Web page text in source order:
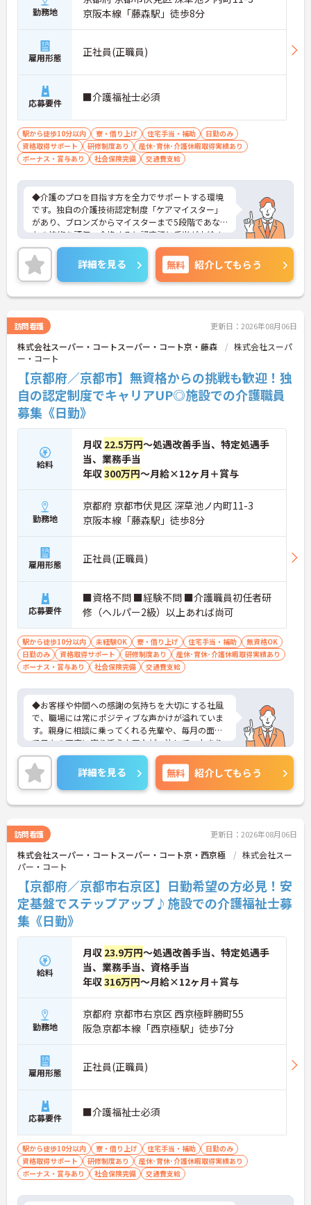
勤務地
京阪本線「藤森駅」徒歩8分
雇用形態 正社員(正職員)
応募要件 ■介護福祉士必須
駅から徒歩10分以内 寮・借り上げ 住宅手当・補助
日勤のみ
資格取得サポート
研修制度あり
産休･育休･介護休暇取得実績あり
ボーナス・賞与あり
社会保険完備 交通費支給
◆介護のプロを目指す方を全力でサポートする環境
です。独自の介護技術認定制度「ケアマイスター」
があり、ブロンズからマイスターまで5段階であな
たの技術を評価。合格すると認定証と手当が支給さ
れます。
◆スタッフ同士の繋がりを大切にするため「サンク
スバッジ」という素敵な制度を導入しています。ス
マホやパソコンから、部署や施設を超えた仲間に
「ありがとう」のバッジを送り合う仕組みで、毎月
些細なことでも感謝を伝え合い、認め合えるため、
風通しが良くとてもあたたかい雰囲気の職場です。
また、「もっとこうしたら良くなるかも！」という
現場の小さなアイデアを大切にしており、入社1日
目から誰でもいくつでも提案できる「フジキャタ提
案」制度があり、毎月役員がすべての提案に目を通
します。自分の気づきが実際のサービス向上につな
がるため、やりがいを持って仕事に取り組めます。
詳細を見る 無料 紹介してもらう
訪問看護 更新日：2026年08月06日
株式会社スーパー・コートスーパー・コート京・藤森
株式会社スーパ
ー・コート
【京都府／京都市】無資格からの挑戦も歓迎！独
自の認定制度でキャリアUP◎施設での介護職員
募集《日勤》
給料
月収 22.5万円～処遇改善手当、特定処遇手
当、業務手当
年収300万円～月給×12ヶ月＋賞与
勤務地
京都府 京都市伏見区 深草池ノ内町11-3
京阪本線「藤森駅」徒歩8分
雇用形態 正社員(正職員)
応募要件
■資格不問 ■経験不問 ■介護職員初任者研
修（ヘルパー2級）以上あれば尚可
駅から徒歩10分以内 未経験OK 寮・借り上げ 住宅手当・補助
無資格OK
日勤のみ
資格取得サポート 研修制度あり
産休･育休･介護休暇取得実績あり
ボーナス・賞与あり
社会保険完備 交通費支給
◆お客様や仲間への感謝の気持ちを大切にする社風
で、職場には常にポジティブな声かけが溢れていま
す。親身に相談に乗ってくれる先輩や、毎月の面談
で日々の不安に寄り添う上司など、決して一人きり
にさせないフォロー体制が万全。心理的安全性が高
く、中途入社でも自然と馴染める職場です。
◆無資格からでもプロフェッショナルを目指せる
「資格取得支援制度」を完備しています。初任者研
修から国家資格である介護福祉士まで、現場での実
けて資格取得に挑戦できます。
◆法人独自の介護技術認定制度「ケアマイスター」
により、身につけたスキルを5段階でしっかり評価
し手当で還元。さらに「目標管理シート」を用いた
月1回の上司との面談があり、一人ひとりの不安や
目標に寄り添う手厚いフォロー体制が整っていま
す。
詳細を見る 無料 紹介してもらう
訪問看護 更新日：2026年08月06日
株式会社スーパー・コートスーパー・コート京・西京極
株式会社スー
パー・コート
【京都府／京都市右京区】日勤希望の方必見！安
定基盤でステップアップ♪施設での介護福祉士募
集《日勤》
給料
月収 23.9万円～処遇改善手当、特定処遇手
当、業務手当、資格手当
年収316万円～月給×12ヶ月＋賞与
勤務地
京都府 京都市右京区 西京極畔勝町55
阪急京都本線「西京極駅」徒歩7分
雇用形態 正社員(正職員)
応募要件 ■介護福祉士必須
駅から徒歩10分以内 寮・借り上げ 住宅手当・補助
日勤のみ
資格取得サポート
研修制度あり
産休･育休･介護休暇取得実績あり
ボーナス・賞与あり
社会保険完備 交通費支給